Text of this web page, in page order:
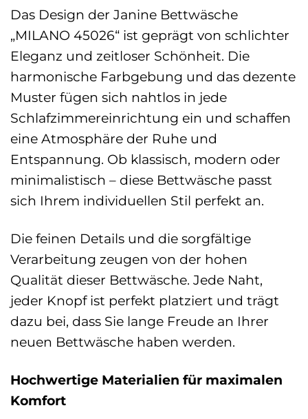
Das Design der Janine Bettwäsche
„MILANO 45026“ ist geprägt von schlichter
Eleganz und zeitloser Schönheit. Die
harmonische Farbgebung und das dezente
Muster fügen sich nahtlos in jede
Schlafzimmereinrichtung ein und schaffen
eine Atmosphäre der Ruhe und
Entspannung. Ob klassisch, modern oder
minimalistisch – diese Bettwäsche passt
sich Ihrem individuellen Stil perfekt an.
Die feinen Details und die sorgfältige
Verarbeitung zeugen von der hohen
Qualität dieser Bettwäsche. Jede Naht,
jeder Knopf ist perfekt platziert und trägt
dazu bei, dass Sie lange Freude an Ihrer
neuen Bettwäsche haben werden.
Hochwertige Materialien für maximalen
Komfort